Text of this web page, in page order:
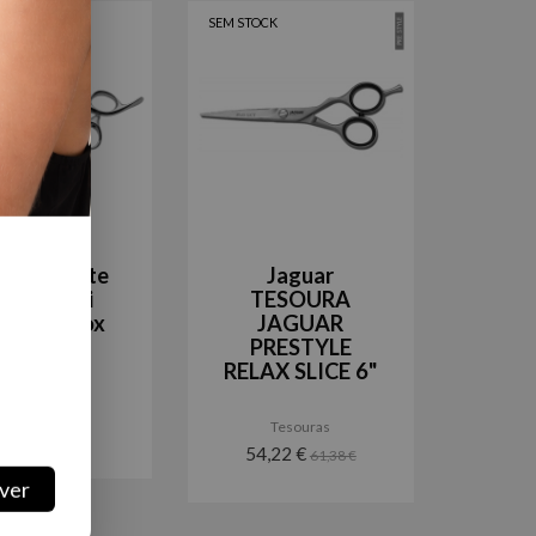
Corte
Inox
SEM STOCK
Jaguar
TESOURA
JAGUAR
PRESTYLE
RELAX SLICE 6"
Tesouras
54,22 € 61,38 €